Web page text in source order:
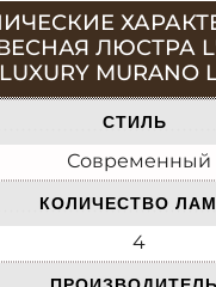
ЛЮСТРА
LUXURY MURANO
СТИЛЬ
Современный
КОЛИЧЕСТВО
4